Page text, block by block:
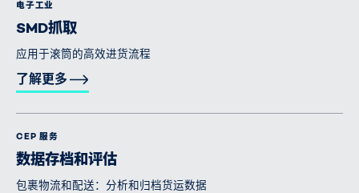
电子工业
SMD抓取
应用于滚筒的高效进货流程
了解更多
CEP 服务
数据存档和评估
包裹物流和配送：分析和归档货运数据